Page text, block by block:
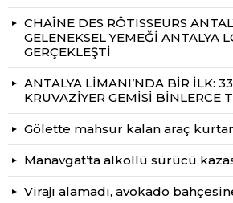
CHAÎNE DES RÔTISSEURS
GELENEKSEL YEMEĞİ ANTALYA
GERÇEKLEŞTİ
ANTALYA LİMANI’NDA BİR İLK:
KRUVAZİYER GEMİSİ BİNLERCE
Gölette mahsur kalan araç
Manavgat’ta alkollü sürücü
Virajı alamadı, avokado